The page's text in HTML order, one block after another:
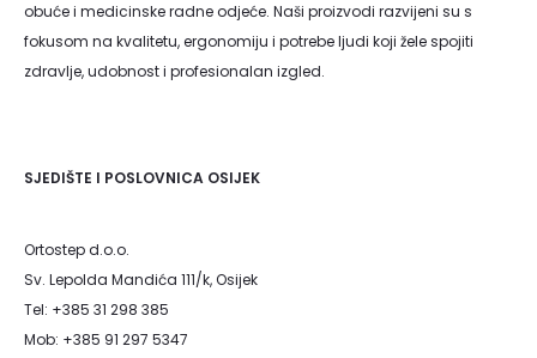
obuće i medicinske radne odjeće. Naši proizvodi razvijeni su s
fokusom na kvalitetu, ergonomiju i potrebe ljudi koji žele spojiti
zdravlje, udobnost i profesionalan izgled.
SJEDIŠTE I POSLOVNICA OSIJEK
Ortostep d.o.o.
Sv. Lepolda Mandića 111/k, Osijek
Tel: +385 31 298 385
Mob: +385 91 297 5347